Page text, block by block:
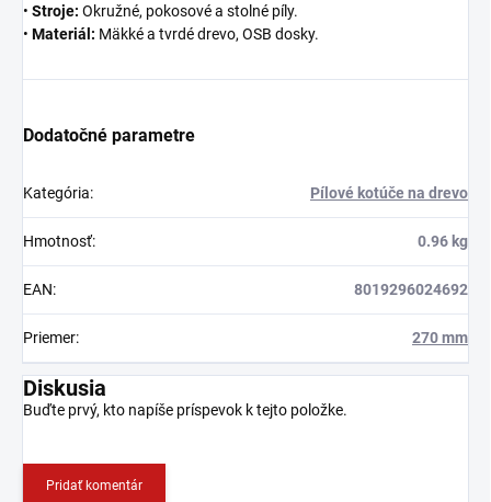
• Stroje: Okružné, pokosové a stolné píly.
• Materiál: Mäkké a tvrdé drevo, OSB dosky.
Dodatočné parametre
Kategória: Pílové kotúče na drevo
Hmotnosť: 0.96 kg
EAN: 8019296024692
Priemer: 270 mm
Diskusia
Buďte prvý, kto napíše príspevok k tejto položke.
Pridať komentár